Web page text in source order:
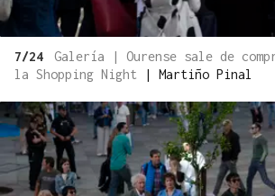
7/24
Galería | Ourense sale de
la Shopping Night
| Martiño Pinal